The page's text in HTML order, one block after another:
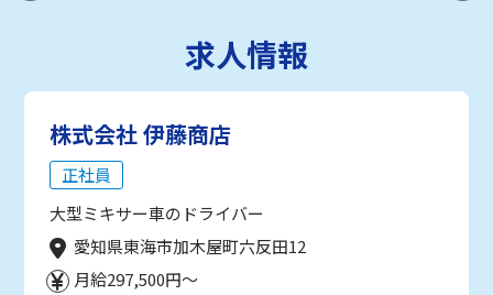
求人情報
株式会社 伊藤商店
正社員
大型ミキサー車のドライバー
愛知県東海市加木屋町六反田12
月給297,500円～